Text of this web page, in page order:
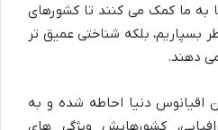
به ما کمک می کنند تا کشورهای
بسپاریم، بلکه شناختی عمیق تر
دهند.
اقیانوس دنیا احاطه شده و به
کشورهایش ویژگی های